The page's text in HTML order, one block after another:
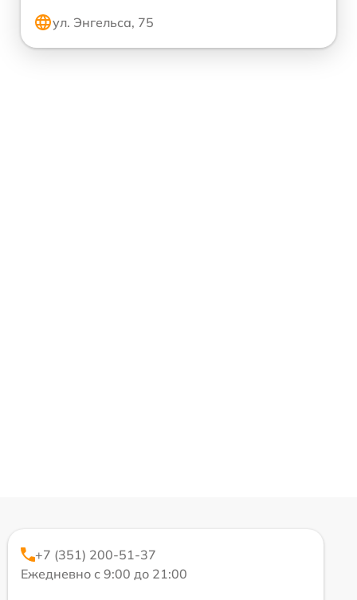
ул. Энгельса, 75
+7 (351) 200-51-37
Ежедневно с 9:00 до 21:00